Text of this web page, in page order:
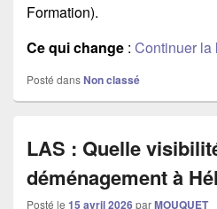
Formation).
Ce qui change : Continuer la
Posté dansNon classé
LAS : Quelle
déménagement à
Posté le 15 avril 2026parMOUQUET